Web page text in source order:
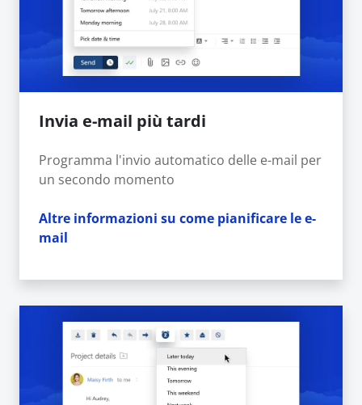
Invia e-mail più tardi
Programma l'invio automatico delle e-mail per
un secondo momento
Altre informazioni su come pianificare le e-
mail